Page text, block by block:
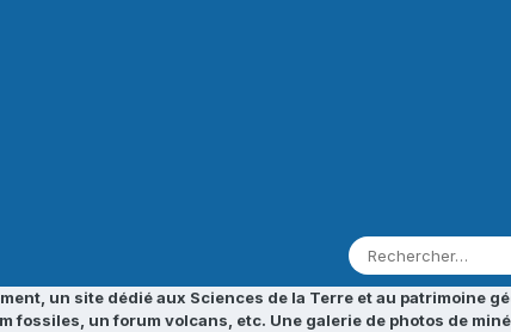
un site dédié aux Sciences de la Terre et au patrimoine
un forum volcans, etc. Une galerie de photos de